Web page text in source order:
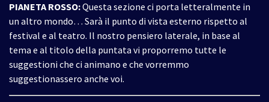
PIANETA ROSSO:Questa sezione ci porta letteralmente in
un altro mondo… Sarà il punto di vista esterno rispetto al
festival e al teatro. Il nostro pensiero laterale, in base al
tema e al titolo della puntata vi proporremo tutte le
suggestioni che ci animano e che vorremmo
suggestionassero anche voi.